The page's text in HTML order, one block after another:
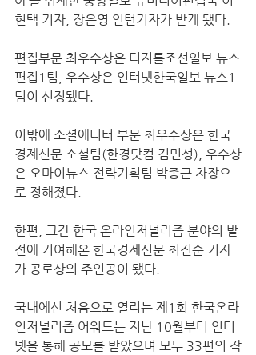
현택 기자, 장은영 인턴기자가 받게 됐다.
편집부문 최우수상은 디지틀조선일보 뉴스
편집1팀, 우수상은 인터넷한국일보 뉴스1
팀이 선정됐다.
이밖에 소셜에디터 부문 최우수상은 한국
경제신문 소셜팀(한경닷컴 김민성), 우수상
은 오마이뉴스 전략기획팀 박종근 차장으
로 정해졌다.
한편, 그간 한국 온라인저널리즘 분야의 발
전에 기여해온 한국경제신문 최진순 기자
가 공로상의 주인공이 됐다.
국내에선 처음으로 열리는 제1회 한국온라
인저널리즘 어워드는 지난 10월부터 인터
넷을 통해 공모를 받았으며 모두 33편의 작